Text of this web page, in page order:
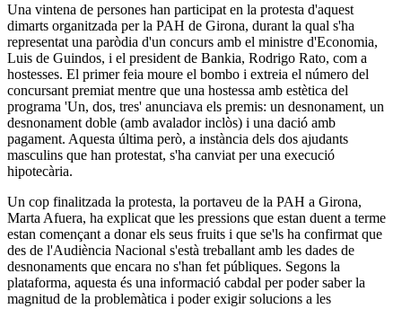
Una vintena de persones han participat en la protesta d'aquest
dimarts organitzada per la PAH de Girona, durant la qual s'ha
representat una paròdia d'un concurs amb el ministre d'Economia,
Luis de Guindos, i el president de Bankia, Rodrigo Rato, com a
hostesses. El primer feia moure el bombo i extreia el número del
concursant premiat mentre que una hostessa amb estètica del
programa 'Un, dos, tres' anunciava els premis: un desnonament, un
desnonament doble (amb avalador inclòs) i una dació amb
pagament. Aquesta última però, a instància dels dos ajudants
masculins que han protestat, s'ha canviat per una execució
hipotecària.
Un cop finalitzada la protesta, la portaveu de la PAH a Girona,
Marta Afuera, ha explicat que les pressions que estan duent a terme
estan començant a donar els seus fruits i que se'ls ha confirmat que
des de l'Audiència Nacional s'està treballant amb les dades de
desnonaments que encara no s'han fet públiques. Segons la
plataforma, aquesta és una informació cabdal per poder saber la
magnitud de la problemàtica i poder exigir solucions a les